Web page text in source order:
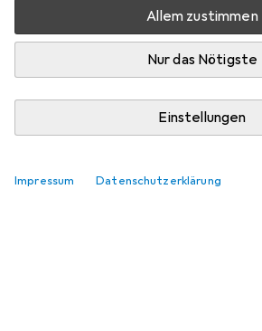
Allem zustimmen
Nur das Nötigste
Einstellungen
Impressum Datenschutzerklärung